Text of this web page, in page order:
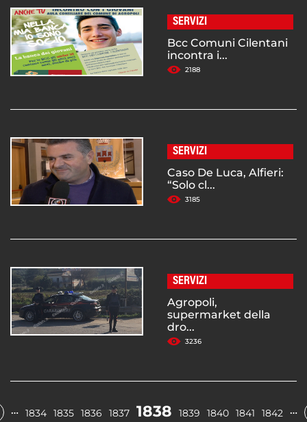
SERVIZI
Bcc Comuni Cilentani
incontra i...
2188
SERVIZI
Caso De Luca, Alfieri:
“Solo cl...
3185
SERVIZI
Agropoli,
supermarket della
dro...
3236
… 1834 1835 1836 1837 1838 1839 1840 1841 1842 …